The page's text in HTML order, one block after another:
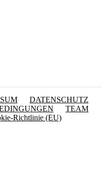
DATENSCHUTZ
TEAM
Richtlinie (EU)